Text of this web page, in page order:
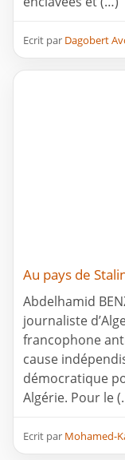
Ecrit par Dagobert
Au pays de
Abdelhamid
journaliste
francophone
cause
démocratique
Algérie. Pour le
Ecrit par Mohamed-